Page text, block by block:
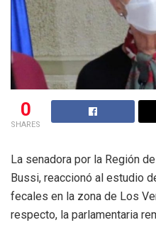
0
SHARES
La senadora por la Región
Bussi, reaccionó al estudio
fecales en la zona de Los
respecto, la parlamentaria